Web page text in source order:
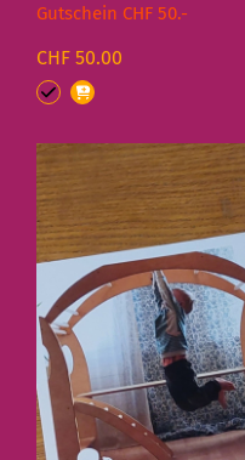
Gutschein CHF 50.-
CHF 50.00